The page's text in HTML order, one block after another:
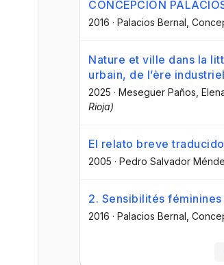
CONCEPCIÓN
2016 · Palacios Bernal,
Nature et ville dans la
urbain, de l’ère
2025 · Meseguer Paños,
Rioja)
El relato breve
2005 · Pedro Salvador
2. Sensibilités
2016 · Palacios Bernal,